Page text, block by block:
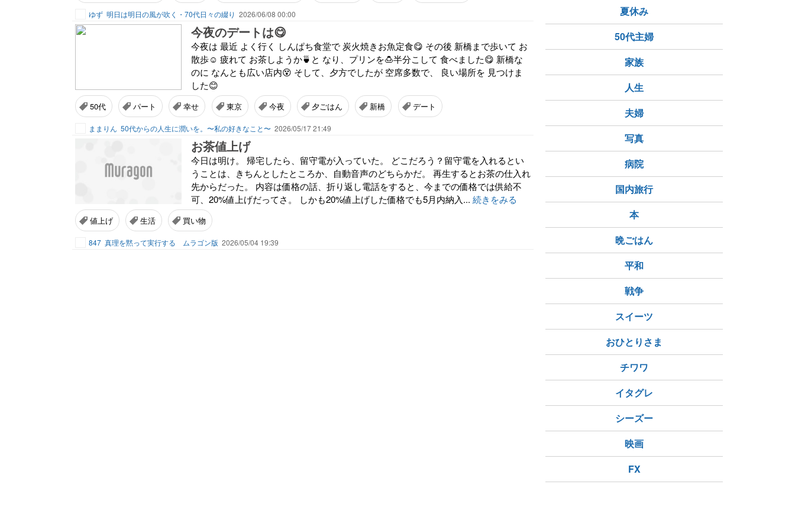
ゆず 明日は明日の風が吹く・70代日々の綴り 2026/06/08 00:00
今夜のデートは😋
今夜は 最近 よく行く しんぱち食堂で 炭火焼きお魚定食😋 その後 新橋まで歩いて お
散歩☺️ 疲れて お茶しようか🍵と なり、プリンを🍮半分こして 食べました😋 新橋な
のに なんとも広い店内😵 そして、夕方でしたが 空席多数で、 良い場所を 見つけま
した😊
50代 パート 幸せ 東京 今夜 夕ごはん 新橋 デート
ままりん 50代からの人生に潤いを。〜私の好きなこと〜 2026/05/17 21:49
お茶値上げ
今日は明け。 帰宅したら、留守電が入っていた。 どこだろう？留守電を入れるとい
うことは、きちんとしたところか、自動音声のどちらかだ。 再生するとお茶の仕入れ
先からだった。 内容は価格の話、折り返し電話をすると、今までの価格では供給不
可、20%値上げだってさ。 しかも20%値上げした価格でも5月内納入... 続きをみる
値上げ 生活 買い物
847 真理を黙って実行する ムラゴン版 2026/05/04 19:39
夏休み
50代主婦
家族
人生
夫婦
写真
病院
国内旅行
本
晩ごはん
平和
戦争
スイーツ
おひとりさま
チワワ
イタグレ
シーズー
映画
FX